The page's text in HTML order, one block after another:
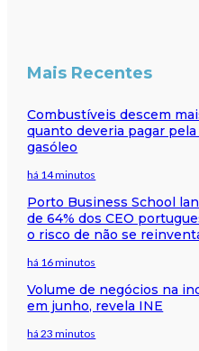
Mais Recentes
Combustíveis descem
quanto deveria pagar
gasóleo
há 14 minutos
Porto Business School
de 64% dos CEO
o risco de não se
há 16 minutos
Volume de negócios na
em junho, revela INE
há 23 minutos